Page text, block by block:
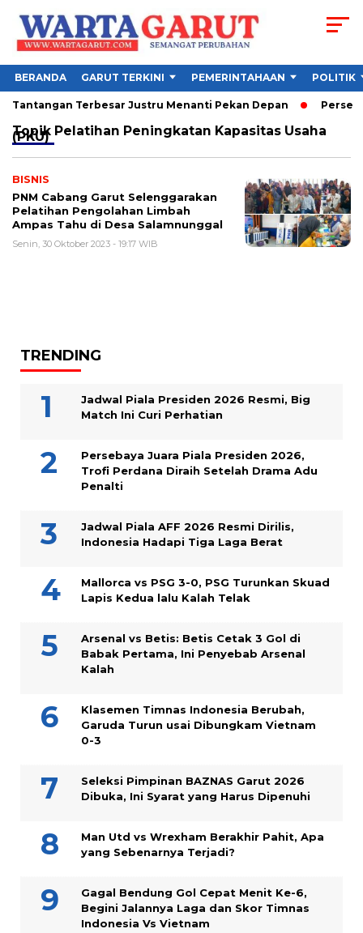
BERANDA GARUT TERKINI PEMERINTAHAAN POLITIK
Tantangan Terbesar Justru Menanti Pekan Depan
Topik Pelatihan Peningkatan Kapasitas Usaha
(PKU)
BISNIS
PNM Cabang Garut Selenggarakan
Pelatihan Pengolahan Limbah
Ampas Tahu di Desa Salamnunggal
Senin, 30 Oktober 2023 - 19:17 WIB
TRENDING
Jadwal Piala Presiden 2026 Resmi, Big
Match Ini Curi Perhatian
Persebaya Juara Piala Presiden 2026,
Trofi Perdana Diraih Setelah Drama Adu
Penalti
Jadwal Piala AFF 2026 Resmi Dirilis,
Indonesia Hadapi Tiga Laga Berat
Mallorca vs PSG 3-0, PSG Turunkan Skuad
Lapis Kedua lalu Kalah Telak
Arsenal vs Betis: Betis Cetak 3 Gol di
Babak Pertama, Ini Penyebab Arsenal
Kalah
Klasemen Timnas Indonesia Berubah,
Garuda Turun usai Dibungkam Vietnam
0-3
Seleksi Pimpinan BAZNAS Garut 2026
Dibuka, Ini Syarat yang Harus Dipenuhi
Man Utd vs Wrexham Berakhir Pahit, Apa
yang Sebenarnya Terjadi?
Gagal Bendung Gol Cepat Menit Ke-6,
Begini Jalannya Laga dan Skor Timnas
Indonesia Vs Vietnam